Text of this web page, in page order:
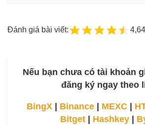
Đánh giá bài viết:
Nếu bạn chưa có tài khoản
đăng ký ngay theo
BingX Binance MEXC
Bitget| Hashkey|